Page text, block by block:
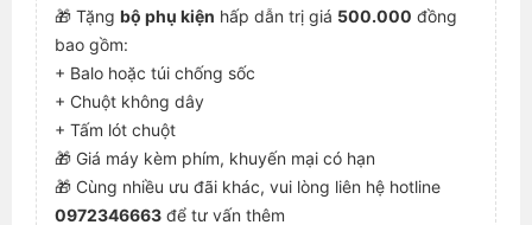
🎁 Tặng bộ phụ kiện hấp dẫn trị giá 500.000 đồng
bao gồm:
+ Balo hoặc túi chống sốc
+ Chuột không dây
+ Tấm lót chuột
🎁 Giá máy kèm phím, khuyến mại có hạn
🎁 Cùng nhiều ưu đãi khác, vui lòng liên hệ hotline
0972346663 để tư vấn thêm